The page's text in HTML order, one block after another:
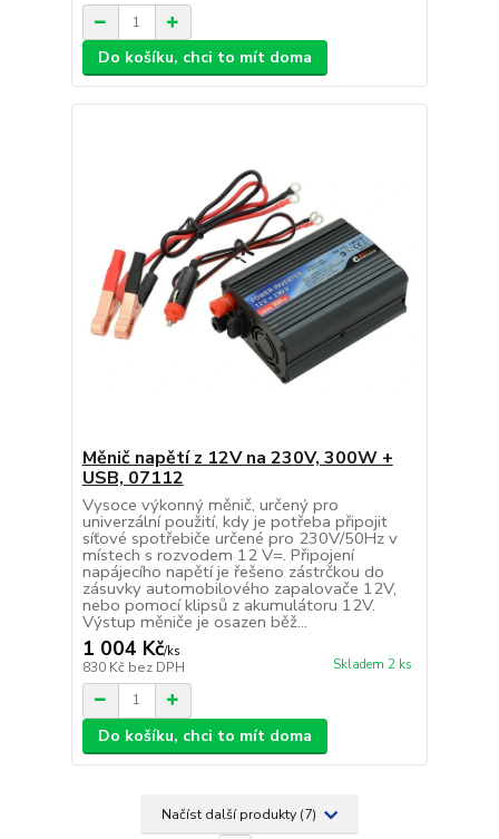
Do košíku, chci to mít doma
Měnič napětí z 12V na 230V, 300W +
USB, 07112
Vysoce výkonný měnič, určený pro
univerzální použití, kdy je potřeba připojit
síťové spotřebiče určené pro 230V/50Hz v
místech s rozvodem 12 V=. Připojení
napájecího napětí je řešeno zástrčkou do
zásuvky automobilového zapalovače 12V,
nebo pomocí klipsů z akumulátoru 12V.
Výstup měniče je osazen běž...
1 004 Kč/ks
830 Kč bez DPH Skladem 2 ks
Do košíku, chci to mít doma
Načíst další produkty (7)